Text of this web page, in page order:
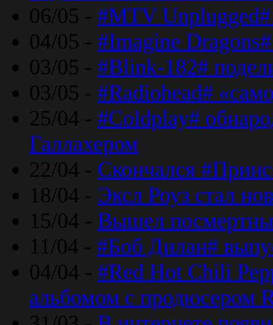
06/05 - #MTV Unplugged#
04/05 - #Imagine
03/05 - #Blink-182#
03/05 - #Radiohead#
25/04 - #Coldplay#
Галлахером
22/04 - Скончался
18/04 - Эксл Роуз стал
15/04 - Вышел
11/04 - #Боб Дилан#
04/04 - #Red Hot Chili
альбомом с продюсером